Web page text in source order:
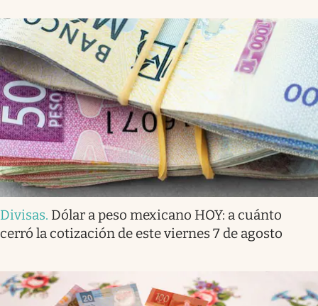
Divisas. Dólar a peso mexicano HOY: a cuánto
cerró la cotización de este viernes 7 de agosto